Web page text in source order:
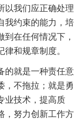
以我们应正确处理
我约束的能力，培
在任何情况下，
和规章制度。
的就是一种责任意
，不拖拉；就是勇
业技术，提高质
，努力创新工作方